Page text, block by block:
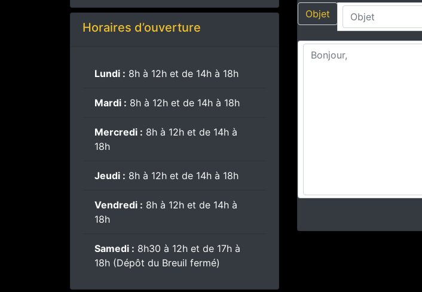
Horaires d’ouverture
Lundi : 8h à 12h et de 14h à 18h
Mardi : 8h à 12h et de 14h à 18h
Mercredi : 8h à 12h et de 14h à
18h
Jeudi : 8h à 12h et de 14h à 18h
Vendredi : 8h à 12h et de 14h à
18h
Samedi : 8h30 à 12h et de 17h à
18h (Dépôt du Breuil fermé)
Objet